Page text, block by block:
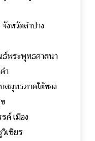
จังหวัดลำปาง
พระพุทธศาสนา
ำ
สมุทรภาคใต้ของ
ค์ เมือง
ชียร